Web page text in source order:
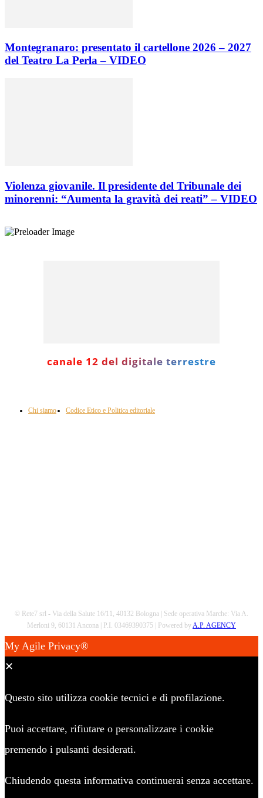
Montegranaro: presentato il cartellone 2026 – 2027
del Teatro La Perla – VIDEO
Violenza giovanile. Il presidente del Tribunale dei
minorenni: “Aumenta la gravità dei reati” – VIDEO
canale 12 del digitale terrestre
Chi siamo Codice Etico e Politica editoriale
© Rete7 srl - Via della Salute 16/11, 40132 Bologna | Sede operativa Marche: Via A.
Merloni 9, 60131 Ancona | P.I. 03469390375 | Powered byA.P. AGENCY
My Agile Privacy®
✕
Questo sito utilizza cookie tecnici e di profilazione.
Puoi accettare, rifiutare o personalizzare i cookie
premendo i pulsanti desiderati.
Chiudendo questa informativa continuerai senza accettare.